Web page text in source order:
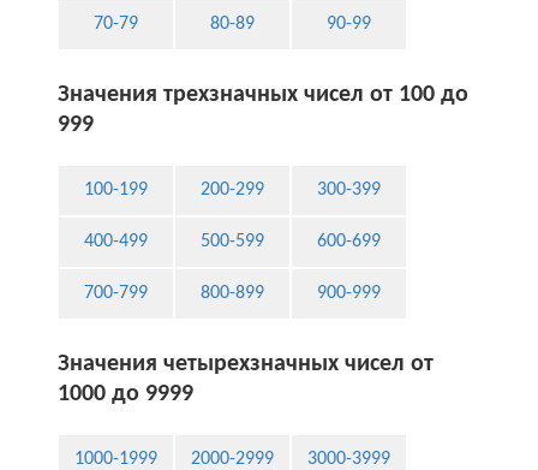
70-79 80-89 90-99
Значения трехзначных чисел от 100 до
999
100-199 200-299 300-399
400-499 500-599 600-699
700-799 800-899 900-999
Значения четырехзначных чисел от
1000 до 9999
1000-1999 2000-2999 3000-3999